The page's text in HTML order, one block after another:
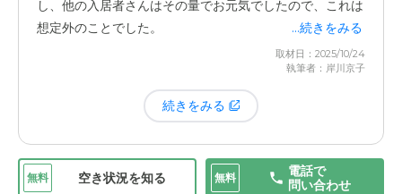
日中は、皆さんで折り紙をしたり、お習字をしたり、ビデ
何よりいいなと思ったのは、お天気の良い日には、
神社までお散歩に連れて行ってくださる
ら神社までは歩いて往復15分ほど。毎日10分から15分で
も、外の空気を吸って少しでも歩く運動ができるのは、健
し、他の入居者さんはその量でお元気でしたので、これは
想定外のことでした。
もう一つ、グループホームなのでどこでもそうだと思いま
女性の入居者さんのほうが圧倒的に人数が多いで
ただ、これは入居前から「女性が何人、男性が何人」
いのは普通のことです。反対に男性が多いところを探すほ
うが難しいくらいですから、「まあ、そんなもんだな」と
...続きをみる
取材日：2025/10/24
執筆者：岸川京子
続きをみる
無料 空き状況を知る 無料
電話で
問い合わせ